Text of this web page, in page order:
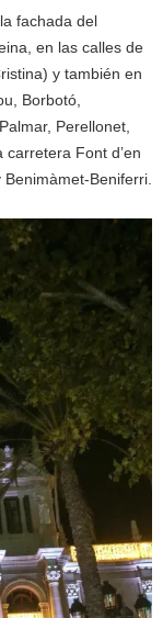
fachada del
en las calles de
y también en
Borbotó,
Perellonet,
carretera Font d’en
Benimàmet-Beniferri.